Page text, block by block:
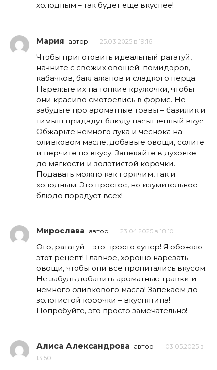
холодным – так будет еще вкуснее!
Мария автор 25.03.2025 в 19:16
Чтобы приготовить идеальный рататуй,
начните с свежих овощей: помидоров,
кабачков, баклажанов и сладкого перца.
Нарежьте их на тонкие кружочки, чтобы
они красиво смотрелись в форме. Не
забудьте про ароматные травы – базилик и
тимьян придадут блюду насыщенный вкус.
Обжарьте немного лука и чеснока на
оливковом масле, добавьте овощи, солите
и перчите по вкусу. Запекайте в духовке
до мягкости и золотистой корочки.
Подавать можно как горячим, так и
холодным. Это простое, но изумительное
блюдо порадует всех!
Мирослава автор 23.04.2025 в 18:10
Ого, рататуй – это просто супер! Я обожаю
этот рецепт! Главное, хорошо нарезать
овощи, чтобы они все пропитались вкусом.
Не забудь добавить ароматные травки и
немного оливкового масла! Запекаем до
золотистой корочки – вкуснятина!
Попробуйте, это просто замечательно!
Алиса Александрова автор
03.05.2025 в
13:50